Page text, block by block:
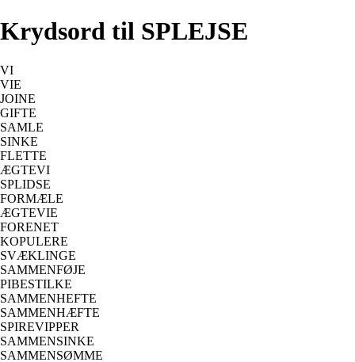
Krydsord til SPLEJSE
VI
VIE
JOINE
GIFTE
SAMLE
SINKE
FLETTE
ÆGTEVI
SPLIDSE
FORMÆLE
ÆGTEVIE
FORENET
KOPULERE
SVÆKLINGE
SAMMENFØJE
PIBESTILKE
SAMMENHEFTE
SAMMENHÆFTE
SPIREVIPPER
SAMMENSINKE
SAMMENSØMME